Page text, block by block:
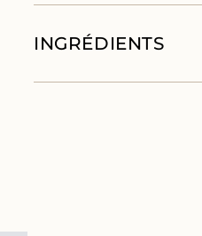
INGRÉDIENTS